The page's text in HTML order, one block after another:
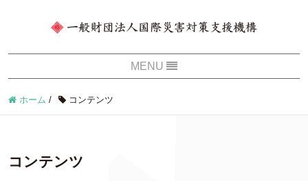
ホーム / コンテンツ
コンテンツ